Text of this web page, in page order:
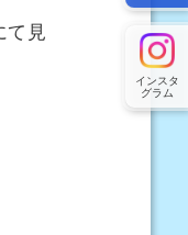
インスタ
グラム
て見